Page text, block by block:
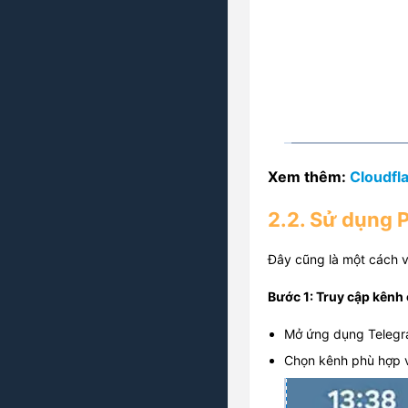
Xem thêm:
2.2. Sử dụng
Đây cũng là một cách
Bước 1: Truy cập
Mở ứng dụng
Chọn kênh phù hợp